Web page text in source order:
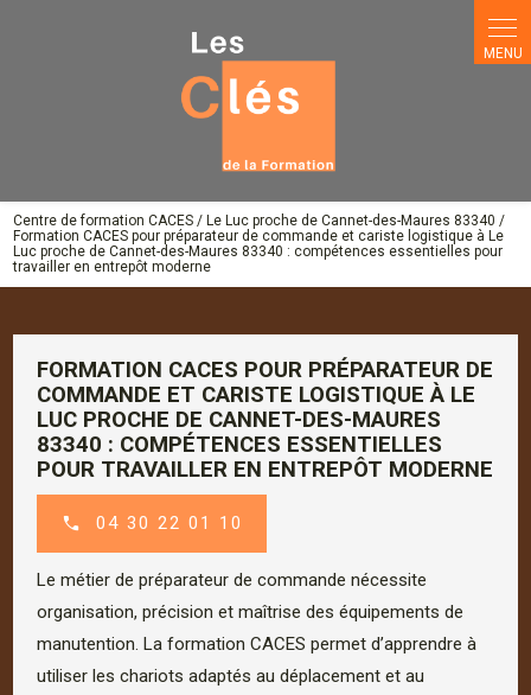
Centre de formation CACES / Le Luc proche de Cannet-des-Maures 83340 /
Formation CACES pour préparateur de commande et cariste logistique à Le
Luc proche de Cannet-des-Maures 83340 : compétences essentielles pour
travailler en entrepôt moderne
FORMATION CACES POUR PRÉPARATEUR DE
COMMANDE ET CARISTE LOGISTIQUE À LE
LUC PROCHE DE CANNET-DES-MAURES
83340 : COMPÉTENCES ESSENTIELLES
POUR TRAVAILLER EN ENTREPÔT MODERNE
04 30 22 01 10
Le métier de préparateur de commande nécessite
organisation, précision et maîtrise des équipements de
manutention. La formation CACES permet d’apprendre à
utiliser les chariots adaptés au déplacement et au